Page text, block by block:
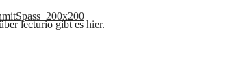
lecturio gibt eshier.